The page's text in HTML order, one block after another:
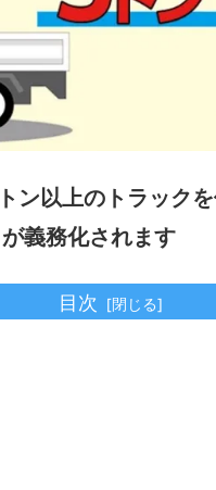
ン以上のトラック
義務化されます
目次